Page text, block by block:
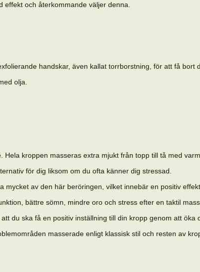
och återkommande väljer denna.
handskar, även kallat torrborstning, för att få
olja.
Hela kroppen masseras extra mjukt från topp till tå med
för dig liksom om du ofta känner dig stressad.
mycket av den här beröringen, vilket innebär en positiv
bättre sömn, mindre oro och stress efter en taktil
du ska få en positiv inställning till din kropp genom att öka
masserade enligt klassisk stil och resten av